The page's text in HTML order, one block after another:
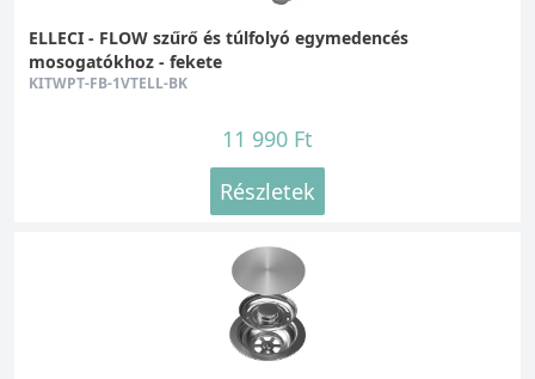
ELLECI - FLOW szűrő és túlfolyó egymedencés
mosogatókhoz - fekete
KITWPT-FB-1VTELL-BK
11 990 Ft
Részletek